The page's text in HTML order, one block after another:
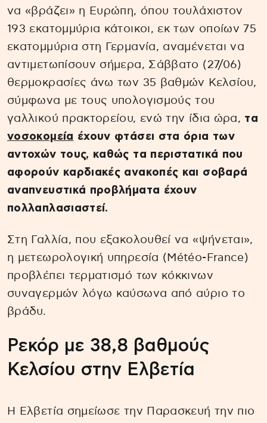
να «βράζει» η Ευρώπη, όπου τουλάχιστον
193 εκατομμύρια κάτοικοι, εκ των οποίων 75
εκατομμύρια στη Γερμανία, αναμένεται να
αντιμετωπίσουν σήμερα, Σάββατο (27/06)
θερμοκρασίες άνω των 35 βαθμών Κελσίου,
σύμφωνα με τους υπολογισμούς του
γαλλικού πρακτορείου, ενώ την ίδια ώρα, τα
νοσοκομεία έχουν φτάσει στα όρια των
αντοχών τους, καθώς τα περιστατικά που
αφορούν καρδιακές ανακοπές και σοβαρά
αναπνευστικά προβλήματα έχουν
πολλαπλασιαστεί.
Στη Γαλλία, που εξακολουθεί να «ψήνεται»,
η μετεωρολογική υπηρεσία (Météo-France)
προβλέπει τερματισμό των κόκκινων
συναγερμών λόγω καύσωνα από αύριο το
βράδυ.
Ρεκόρ με 38,8 βαθμούς
Κελσίου στην Ελβετία
Η Ελβετία σημείωσε την Παρασκευή την πιο